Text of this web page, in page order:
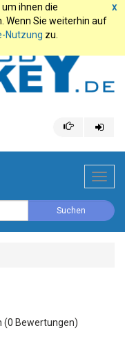
x
ihnen die
Wenn Sie weiterhin auf
Nutzung zu.
(0 Bewertungen)